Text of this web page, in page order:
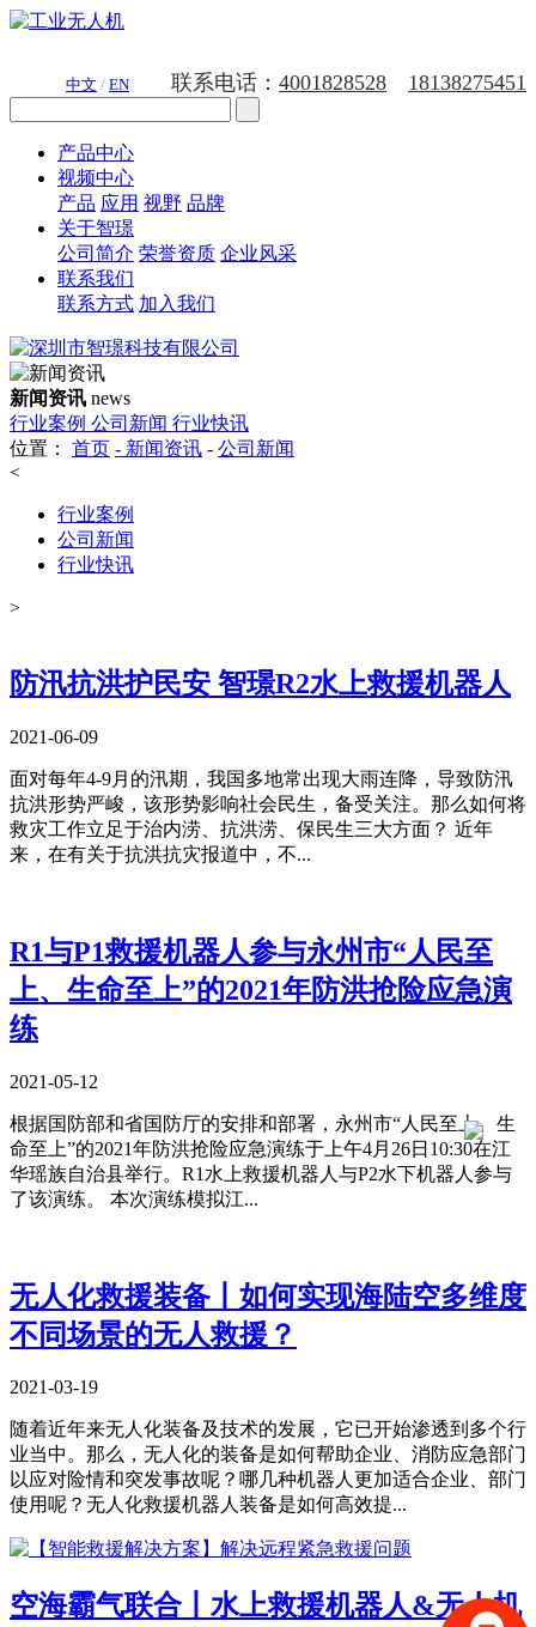
中文 / EN 联系电话： 4001828528 18138275451
产品中心
视频中心
产品 应用 视野 品牌
关于智璟
公司简介 荣誉资质 企业风采
联系我们
联系方式 加入我们
新闻资讯 news
行业案例 公司新闻 行业快讯
位置：
首页 - 新闻资讯 - 公司新闻
<
行业案例
公司新闻
行业快讯
>
防汛抗洪护民安 智璟R2水上救援机器人
2021-06-09
面对每年4-9月的汛期，我国多地常出现大雨连降，导致防汛
抗洪形势严峻，该形势影响社会民生，备受关注。那么如何将
救灾工作立足于治内涝、抗洪涝、保民生三大方面？ 近年
来，在有关于抗洪抗灾报道中，不...
R1与P1救援机器人参与永州市“人民至
上、生命至上”的2021年防洪抢险应急演
练
2021-05-12
根据国防部和省国防厅的安排和部署，永州市“人民至上、生
命至上”的2021年防洪抢险应急演练于上午4月26日10:30在江
华瑶族自治县举行。R1水上救援机器人与P2水下机器人参与
了该演练。 本次演练模拟江...
​无人化救援装备丨如何实现海陆空多维度
不同场景的无人救援？
2021-03-19
随着近年来无人化装备及技术的发展，它已开始渗透到多个行
业当中。那么，无人化的装备是如何帮助企业、消防应急部门
以应对险情和突发事故呢？哪几种机器人更加适合企业、部门
使用呢？无人化救援机器人装备是如何高效提...
空海霸气联合丨水上救援机器人&无人机